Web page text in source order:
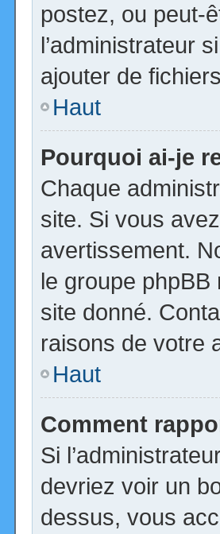
postez, ou peut-
l’administrateur
ajouter de
Haut
Pourquoi ai-je
Chaque
site. Si vous
avertissement.
le groupe phpBB
site donné.
raisons de votre
Haut
Comment
Si
devriez voir un
dessus, vous